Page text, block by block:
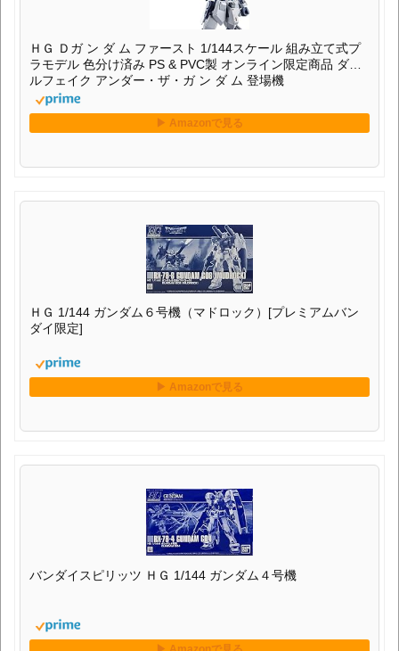
ＨＧ Ｄガ ン ダ ム ファースト 1/144スケール 組み立て式プ
ラモデル 色分け済み PS & PVC製 オンライン限定商品 ダブ
ルフェイク アンダー・ザ・ガ ン ダ ム 登場機
ＨＧ 1/144 ガンダム６号機（マドロック）[プレミアムバン
ダイ限定]
バンダイスピリッツ ＨＧ 1/144 ガンダム４号機